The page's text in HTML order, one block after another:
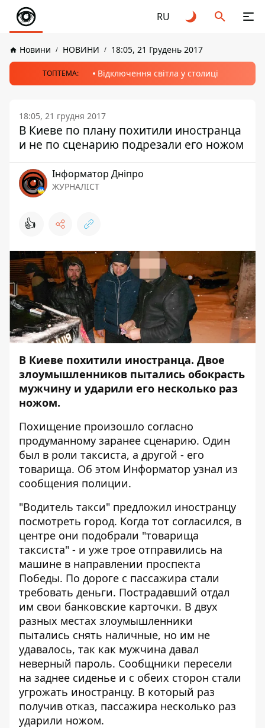
RU
Новини НОВИНИ 18:05, 21 Грудень 2017
ТОПТЕМА: Відключення світла у столиці
18:05, 21 грудня 2017
В Киеве по плану похитили иностранца
и не по сценарию подрезали его ножом
Інформатор Дніпро
ЖУРНАЛІСТ
👍
В Киеве похитили иностранца. Двое
злоумышленников пытались обокрасть
мужчину и ударили его несколько раз
ножом.
Похищение произошло согласно
продуманному заранее сценарию. Один
был в роли таксиста, а другой - его
товарища. Об этом Информатор узнал из
сообщения полиции.
"Водитель такси" предложил иностранцу
посмотреть город. Когда тот согласился, в
центре они подобрали "товарища
таксиста" - и уже трое отправились на
машине в направлении проспекта
Победы. По дороге с пассажира стали
требовать деньги. Пострадавший отдал
им свои банковские карточки. В двух
разных местах злоумышленники
пытались снять наличные, но им не
удавалось, так как мужчина давал
неверный пароль. Сообщники пересели
на заднее сиденье и с обеих сторон стали
угрожать иностранцу. В который раз
получив отказ, пассажира несколько раз
ударили ножом.